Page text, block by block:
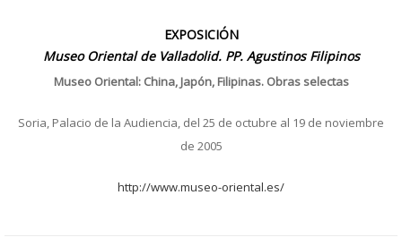
EXPOSICIÓN
Museo Oriental de Valladolid. PP. Agustinos Filipinos
Museo Oriental: China, Japón, Filipinas. Obras selectas
Soria, Palacio de la Audiencia, del 25 de octubre al 19 de noviembre
de 2005
http://www.museo-oriental.es/